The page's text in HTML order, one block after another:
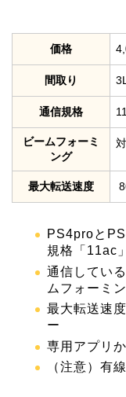
価格
間取り
通信規格
ビームフォーミ
ング
最大転送速度
PS4proと
規格「11ac
通信してい
ムフォーミ
最大転送速
ー
専用アプリ
（注意）有